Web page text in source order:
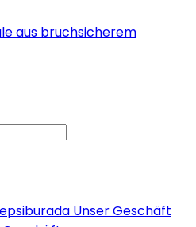
aus bruchsicherem